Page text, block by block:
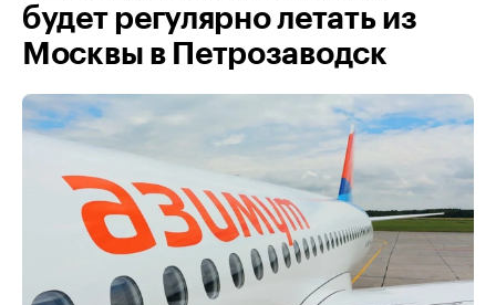
будет регулярно летать из
Москвы в Петрозаводск